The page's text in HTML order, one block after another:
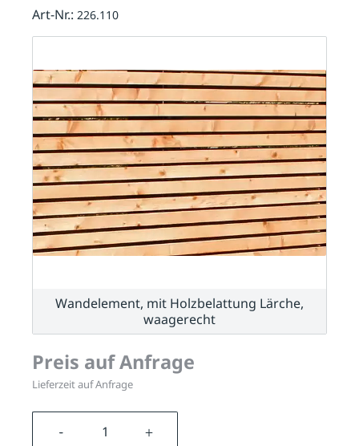
Preis auf Anfrage
Lieferzeit auf Anfrage
Produkt Anzahl: Gib den
Art-Nr.: 226.110
Wandelement, mit Holzbelattung Lärche,
waagerecht